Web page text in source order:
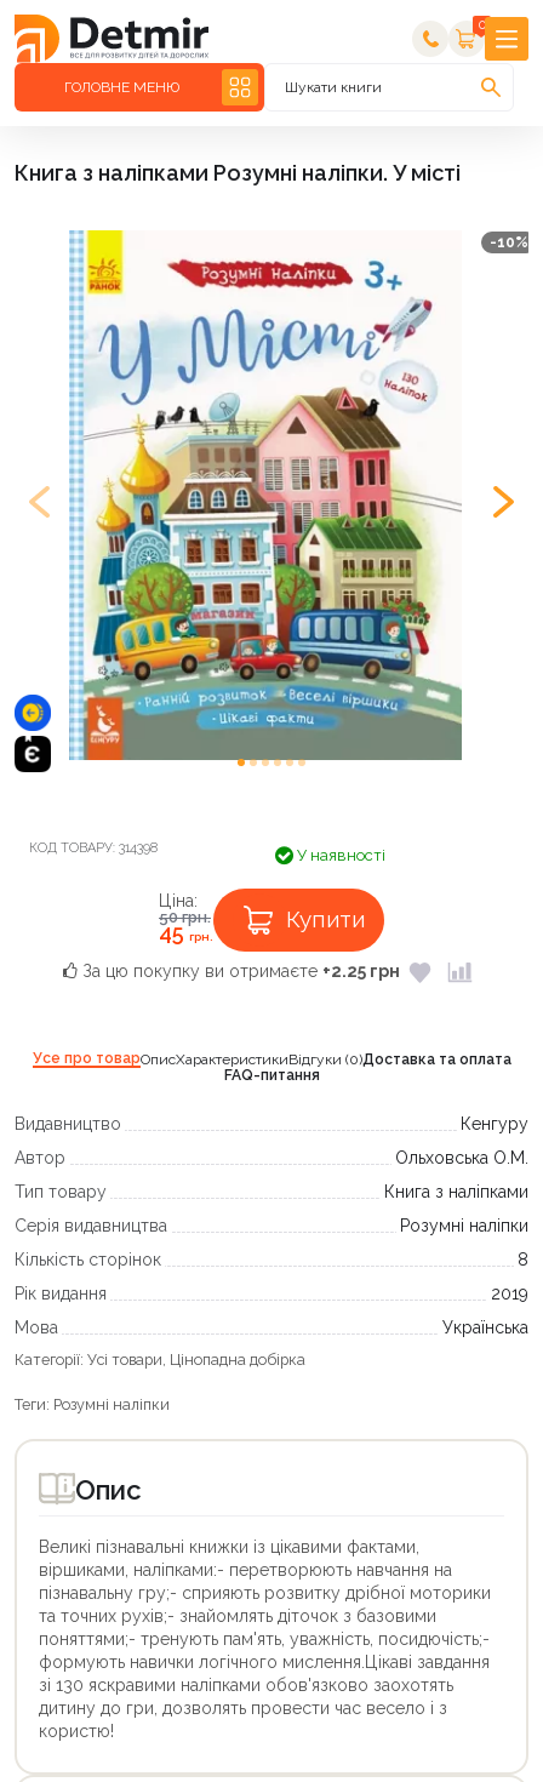
0
ГОЛОВНЕ МЕНЮ Шукати книги
Книга з наліпками Розумні наліпки. У місті
-10%
КОД ТОВАРУ: 314398 У наявності
Ціна:
50грн.
45грн.
Купити
За цю покупку ви отримаєте +2.25 грн
Усе про товарОписХарактеристикиВідгуки (0)Доставка та оплата
FAQ-питання
Видавництво
Кенгуру
Автор
Ольховська О.М.
Тип товару
Книга з наліпками
Серія видавництва
Розумні наліпки
Кількість сторінок
8
Рік видання
2019
Мова
Українська
Категорії: Усі товари Цінопадна добірка
Теги: Розумні наліпки
Опис
Великі пізнавальні книжки із цікавими фактами,
віршиками, наліпками:- перетворюють навчання на
пізнавальну гру;- сприяють розвитку дрібної моторики
та точних рухів;- знайомлять діточок з базовими
поняттями;- тренують пам'ять, уважність, посидючість;-
формують навички логічного мислення.Цікаві завдання
зі 130 яскравими наліпками обов'язково заохотять
дитину до гри, дозволять провести час весело і з
користю!
товар
товар